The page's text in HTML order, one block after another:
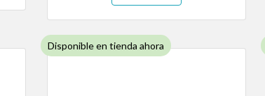
Disponible en tienda ahora